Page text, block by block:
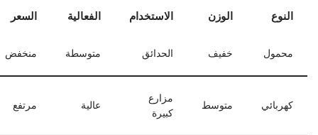
النوع الوزن الاستخدام الفعالية السعر
محمول خفيف الحدائق متوسطة منخفض
كهربائي متوسط
مزارع
كبيرة
عالية مرتفع